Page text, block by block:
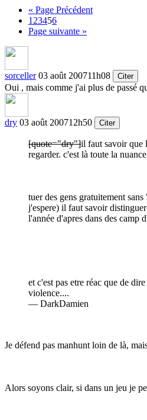
« Page Précédent
1 23456
Page suivante »
sorceller 03 août 200711h08 Citer
Oui , mais comme j'ai plus de passé
dry 03 août 200712h50 Citer
[quote="dry"]il faut savoir que
regarder. c'est là toute la
tuer des gens gratuitement
j'espere) il faut savoir
l'année d'apres dans des camp
et c'est pas etre réac que de
violence....
— DarkDamien
Je défend pas manhunt loin de là,
Alors soyons clair, si dans un jeu je